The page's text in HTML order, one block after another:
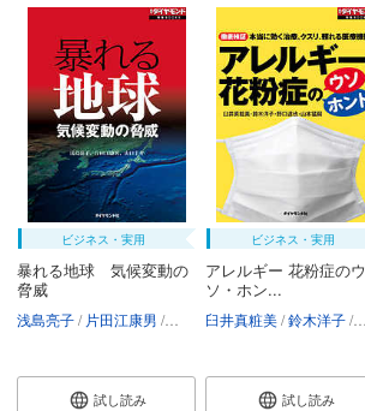
ビジネス・実用
暴れる地球 気候変動の
脅威
浅島亮子 片田江康男 山口圭介
試し読み
ビジネス・実用
アレルギー 花粉症のウ
ソ・ホン...
臼井真粧美 鈴木洋子
試し読み